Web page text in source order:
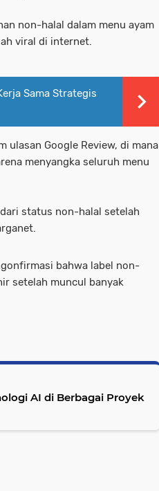
non-halal dalam menu ayam
viral di internet.
Sama Strategis
ulasan Google Review, di mana
menyangka seluruh menu
status non-halal setelah
bahwa label non-
setelah muncul banyak
AI di Berbagai Proyek